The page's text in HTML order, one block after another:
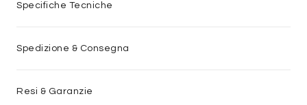
Specifiche Tecniche
Spedizione & Consegna
Resi & Garanzie